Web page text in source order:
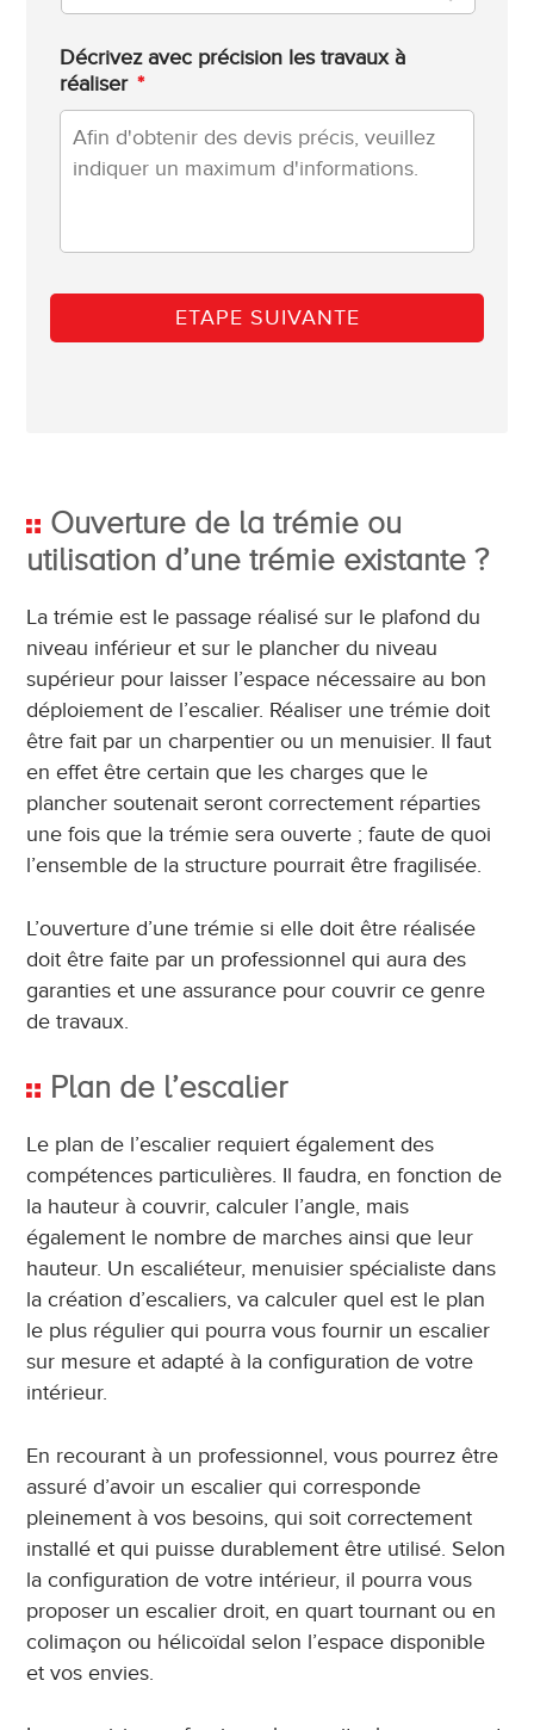
Décrivez avec précision les travaux à
réaliser *
Ouverture de la trémie ou
utilisation d’une trémie existante ?
La trémie est le passage réalisé sur le plafond du
niveau inférieur et sur le plancher du niveau
supérieur pour laisser l’espace nécessaire au bon
déploiement de l’escalier. Réaliser une trémie doit
être fait par un charpentier ou un menuisier. Il faut
en effet être certain que les charges que le
plancher soutenait seront correctement réparties
une fois que la trémie sera ouverte ; faute de quoi
l’ensemble de la structure pourrait être fragilisée.
L’ouverture d’une trémie si elle doit être réalisée
doit être faite par un professionnel qui aura des
garanties et une assurance pour couvrir ce genre
de travaux.
Plan de l’escalier
Le plan de l’escalier requiert également des
compétences particulières. Il faudra, en fonction de
la hauteur à couvrir, calculer l’angle, mais
également le nombre de marches ainsi que leur
hauteur. Un escaliéteur, menuisier spécialiste dans
la création d’escaliers, va calculer quel est le plan
le plus régulier qui pourra vous fournir un escalier
sur mesure et adapté à la configuration de votre
intérieur.
En recourant à un professionnel, vous pourrez être
assuré d’avoir un escalier qui corresponde
pleinement à vos besoins, qui soit correctement
installé et qui puisse durablement être utilisé. Selon
la configuration de votre intérieur, il pourra vous
proposer un escalier droit, en quart tournant ou en
colimaçon ou hélicoïdal selon l’espace disponible
et vos envies.